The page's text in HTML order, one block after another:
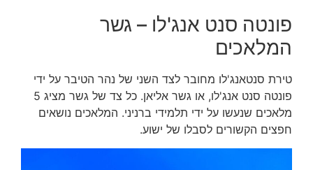
פונטה סנט אנג'לו – גשר
המלאכים
טירת סנטאנג'לו מחובר לצד השני של נהר הטיבר על ידי
פונטה סנט אנג'לו, או גשר אליאן. כל צד של גשר מציג 5
מלאכים שנעשו על ידי תלמידי ברניני. המלאכים נושאים
חפצים הקשורים לסבלו של ישוע.